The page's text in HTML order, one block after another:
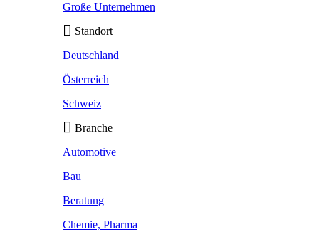
Große Unternehmen
Standort
Deutschland
Österreich
Schweiz
Branche
Automotive
Bau
Beratung
Chemie, Pharma